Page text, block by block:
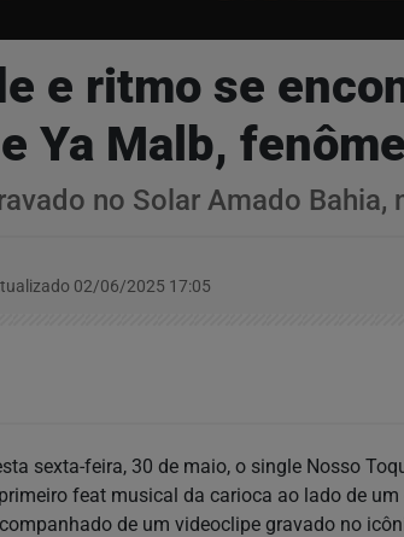
e ritmo se
Ya Malb,
no Solar Amado
02/06/2025 17:05
sexta-feira, 30 de maio, o single Nosso
feat musical da carioca ao lado de
de um videoclipe gravado no